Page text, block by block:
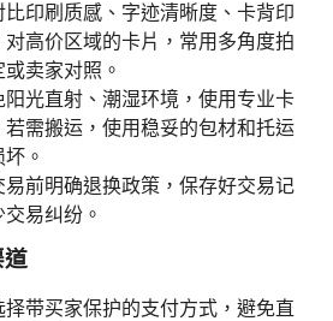
印刷质感、字迹清晰度、卡背印
高价区域的卡片，常用多角度拍
卖家对照。
光直射、潮湿环境，使用专业卡
需搬运，使用稳妥的包材和托运
。
前明确退换政策，保存好交易记
易纠纷。
带买家保护的支付方式，避免直